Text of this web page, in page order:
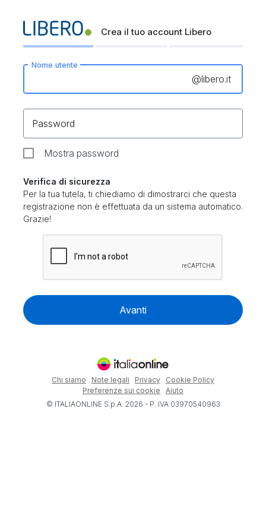
Crea il tuo account Libero
Nome utente
@libero.it
Password
Mostra password
Verifica di sicurezza
Per la tua tutela, ti chiediamo di dimostrarci che questa
registrazione non è effettuata da un sistema automatico.
Grazie!
Avanti
Chi siamo Note legali Privacy
Cookie Policy
Preferenze sui cookie
Aiuto
© ITALIAONLINE S.p.A. 2026 - P. IVA 03970540963